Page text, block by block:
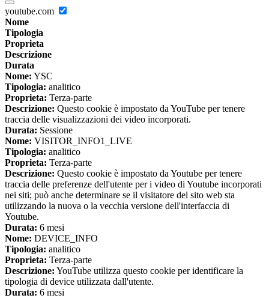
youtube.com
Nome
Tipologia
Proprieta
Descrizione
Durata
Nome: YSC
Tipologia: analitico
Proprieta: Terza-parte
Descrizione: Questo cookie è impostato da YouTube per tenere
traccia delle visualizzazioni dei video incorporati.
Durata: Sessione
Nome: VISITOR_INFO1_LIVE
Tipologia: analitico
Proprieta: Terza-parte
Descrizione: Questo cookie è impostato da Youtube per tenere
traccia delle preferenze dell'utente per i video di Youtube incorporati
nei siti; può anche determinare se il visitatore del sito web sta
utilizzando la nuova o la vecchia versione dell'interfaccia di
Youtube.
Durata: 6 mesi
Nome: DEVICE_INFO
Tipologia: analitico
Proprieta: Terza-parte
Descrizione: YouTube utilizza questo cookie per identificare la
tipologia di device utilizzata dall'utente.
Durata: 6 mesi